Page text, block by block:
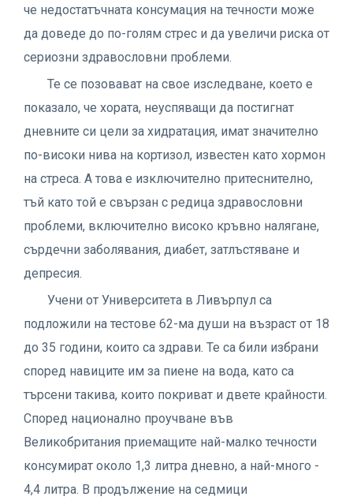
че недостатъчната консумация на течности може
да доведе до по-голям стрес и да увеличи риска от
сериозни здравословни проблеми.
Те се позовават на свое изследване, което е
показало, че хората, неуспяващи да постигнат
дневните си цели за хидратация, имат значително
по-високи нива на кортизол, известен като хормон
на стреса. А това е изключително притеснително,
тъй като той е свързан с редица здравословни
проблеми, включително високо кръвно налягане,
сърдечни заболявания, диабет, затлъстяване и
депресия.
Учени от Университета в Ливърпул са
подложили на тестове 62-ма души на възраст от 18
до 35 години, които са здрави. Те са били избрани
според навиците им за пиене на вода, като са
търсени такива, които покриват и двете крайности.
Според национално проучване във
Великобритания приемащите най-малко течности
консумират около 1,3 литра дневно, а най-много -
4,4 литра. В продължение на седмици